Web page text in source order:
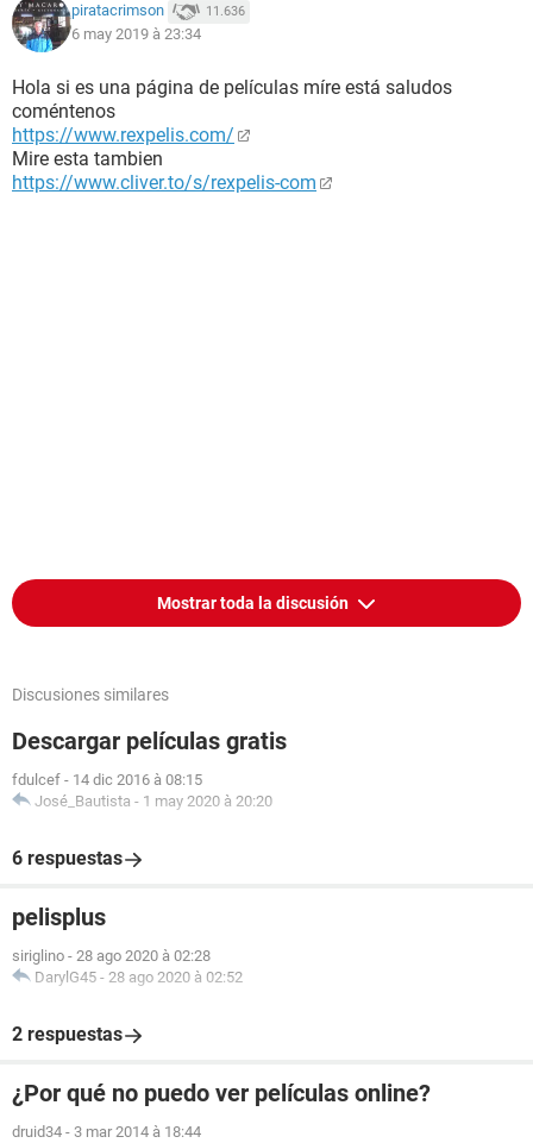
piratacrimson 11.636
6 may 2019 à 23:34
Hola si es una página de películas míre está saludos
coméntenos
https://www.rexpelis.com/
Mire esta tambien
https://www.cliver.to/s/rexpelis-com
Mostrar toda la discusión
Discusiones similares
Descargar películas gratis
fdulcef - 14 dic 2016 à 08:15
José_Bautista - 1 may 2020 à 20:20
6 respuestas
pelisplus
siriglino - 28 ago 2020 à 02:28
DarylG45 - 28 ago 2020 à 02:52
2 respuestas
¿Por qué no puedo ver películas online?
druid34 - 3 mar 2014 à 18:44